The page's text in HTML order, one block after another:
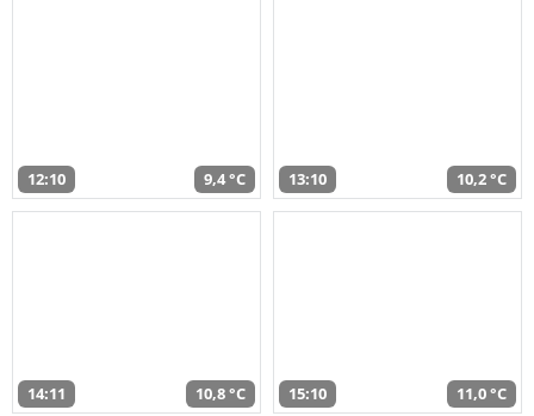
12:10 9,4 °C 13:10 10,2 °C
14:11 10,8 °C 15:10 11,0 °C